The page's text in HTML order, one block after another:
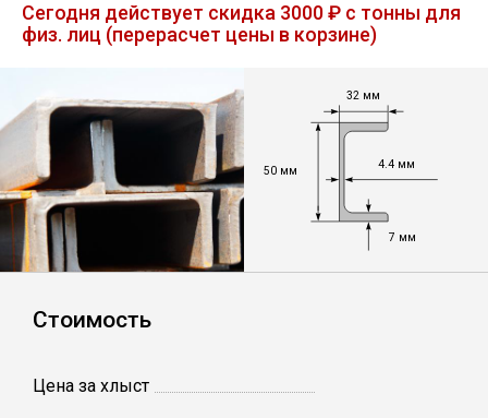
Уголок
Балка
Швеллер
Квадрат
Полоса
Сегодня действует скидка 3000 ₽ с тонны для
физ. лиц (перерасчет цены в корзине)
32 мм
50 мм 4.4 мм
7 мм
Стоимость
Цена за хлыст